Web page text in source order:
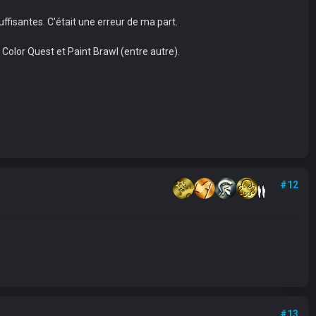
C'était une erreur de ma part.
Quest et Paint Brawl (entre autre).
#12
#13